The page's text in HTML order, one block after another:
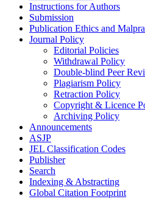
Instructions for Authors
Submission
Publication Ethics and
Journal Policy
Editorial Policies
Withdrawal Policy
Double-blind Peer
Plagiarism Policy
Retraction Policy
Copyright & Licence
Archiving Policy
Announcements
ASJP
JEL Classification Codes
Publisher
Search
Indexing & Abstracting
Global Citation Footprint